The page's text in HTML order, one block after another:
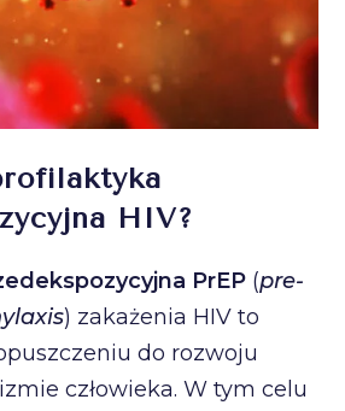
HIV?
PrEP (pre-
) zakażenia HIV to
do rozwoju
człowieka. W tym celu